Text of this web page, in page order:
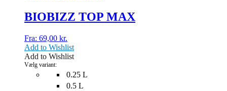
BIOBIZZ TOP MAX
Fra: 69,00 kr.
0.25 L
0.5 L
Vælg variant:
har
flere
Mulighederne
kan
vælges
på
varesiden
Add to Wishlist
Add to Wishlist